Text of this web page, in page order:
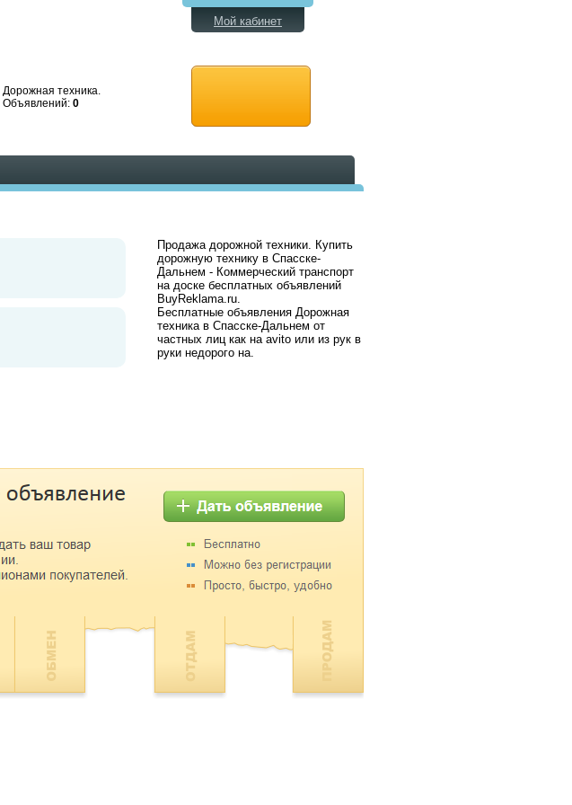
Дорожная техника.
Объявлений: 0
Мой кабинет
Продажа дорожной техники. Купить
дорожную технику в Спасске-
Дальнем - Коммерческий транспорт
на доске бесплатных объявлений
BuyReklama.ru.
Бесплатные объявления Дорожная
техника в Спасске-Дальнем от
частных лиц как на avito или из рук в
руки недорого на.